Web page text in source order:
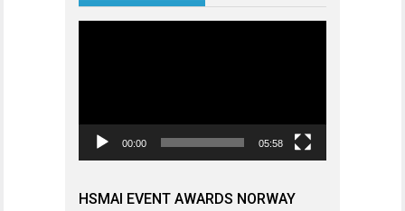
00:00 05:58
HSMAI EVENT AWARDS NORWAY